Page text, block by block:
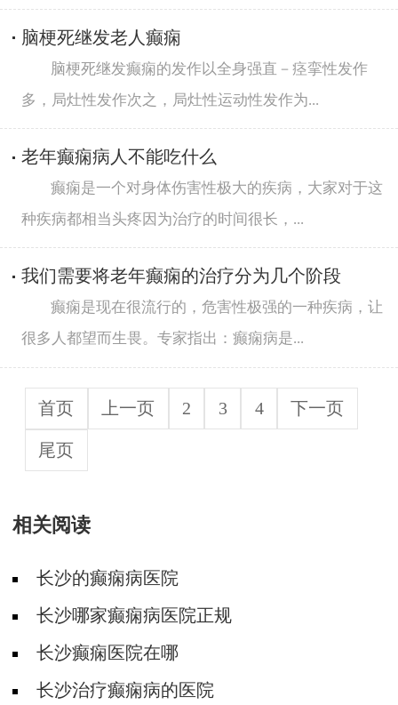
脑梗死继发老人癫痫
脑梗死继发癫痫的发作以全身强直－痉挛性发作
多，局灶性发作次之，局灶性运动性发作为...
老年癫痫病人不能吃什么
癫痫是一个对身体伤害性极大的疾病，大家对于这
种疾病都相当头疼因为治疗的时间很长，...
我们需要将老年癫痫的治疗分为几个阶段
癫痫是现在很流行的，危害性极强的一种疾病，让
很多人都望而生畏。专家指出：癫痫病是...
首页 上一页 2 3 4 下一页
尾页
相关阅读
长沙的癫痫病医院
长沙哪家癫痫病医院正规
长沙癫痫医院在哪
长沙治疗癫痫病的医院